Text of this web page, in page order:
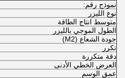
نموذج رقم:
نوع الليزر
متوسط ​​انتاج الطاقة
الطول الموجي بالليزر
جودة الشعاع (M2)
تكرر
دقة متكررة
العرض الخطي الأدنى
عمق الوسم